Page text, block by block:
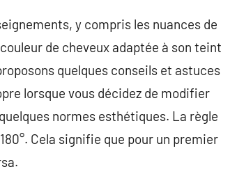
y compris les nuances de
de cheveux adaptée à son teint
quelques conseils et astuces
lorsque vous décidez de modifier
normes esthétiques. La règle
Cela signifie que pour un premier